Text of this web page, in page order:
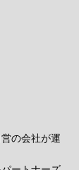
の会社が運